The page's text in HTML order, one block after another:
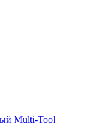
Multi-Tool